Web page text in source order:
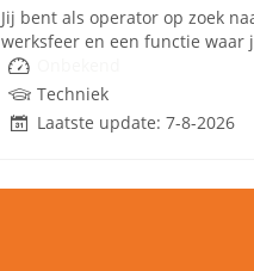
Jij bent als operator op zoek
werksfeer en een functie waar
Techniek
Laatste update: 7-8-2026